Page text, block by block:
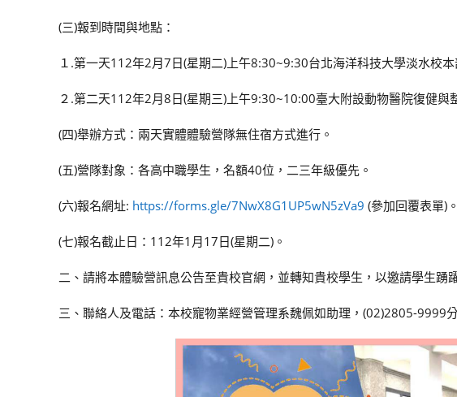
(三)報到時間與地點：
１.第一天112年2月7日(星期二)上午8:30~9:30台北海洋科技大學淡水校
２.第二天112年2月8日(星期三)上午9:30~10:00臺大附設動物醫院復健與
(四)舉辦方式：兩天實體體驗營隊無住宿方式進行。
(五)營隊對象：各高中職學生，名額40位，二三年級優先。
(六)報名網址: https://forms.gle/7NwX8G1UP5wN5zVa9 (參加回覆表單)。
(七)報名截止日：112年1月17日(星期二)。
二、請將本體驗營訊息公告至貴校官網，並轉知貴校學生，以邀請學生踴
三、聯絡人及電話：本校寵物業經營管理系魏佩如助理，(02)2805-9999